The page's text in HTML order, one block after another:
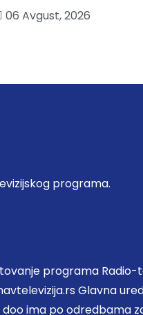
06 Avgust, 2026
programa.
programa Radio-
Glavna
ima po odredbama